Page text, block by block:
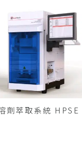
劑萃取系統